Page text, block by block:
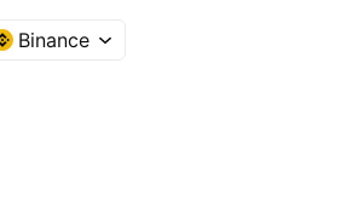
Binance